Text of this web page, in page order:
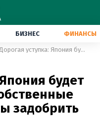
БИЗНЕС ФИНАНСЫ
Дорогая уступка: Япония будет импортировать собственные автомобили, чтобы задобрить Трампа
будет
задобрить